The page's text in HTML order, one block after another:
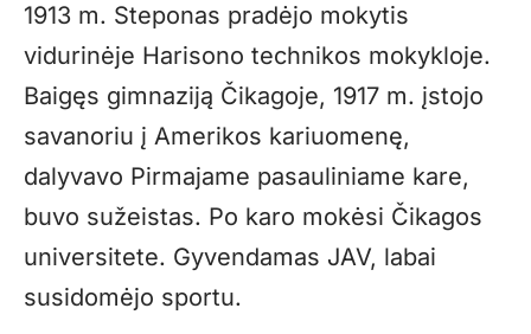
1913 m. Steponas pradėjo mokytis
vidurinėje Harisono technikos mokykloje.
Baigęs gimnaziją Čikagoje, 1917 m. įstojo
savanoriu į Amerikos kariuomenę,
dalyvavo Pirmajame pasauliniame kare,
buvo sužeistas. Po karo mokėsi Čikagos
universitete. Gyvendamas JAV, labai
susidomėjo sportu.